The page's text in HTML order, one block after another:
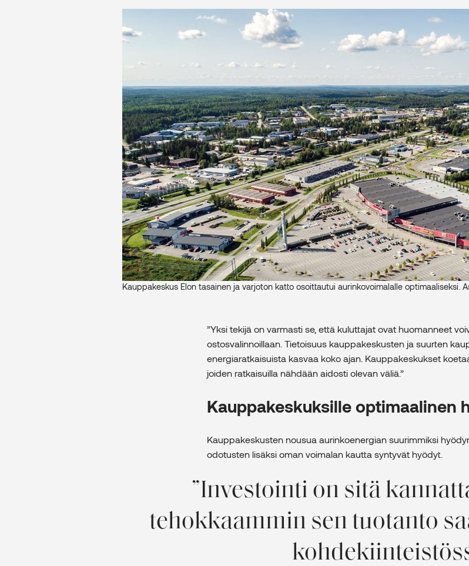
Kauppakeskus Elon tasainen ja varjoton katto osoittautui aurinkovoimalalle optimaaliseksi.
”Yksi tekijä on varmasti se, että kuluttajat ovat huomanneet
ostosvalinnoillaan. Tietoisuus kauppakeskusten ja suurten
energiaratkaisuista kasvaa koko ajan. Kauppakeskukset
joiden ratkaisuilla nähdään aidosti olevan väliä.”
Kauppakeskuksille optimaalinen
Kauppakeskusten nousua aurinkoenergian suurimmiksi
odotusten lisäksi oman voimalan kautta syntyvät hyödyt.
Investointi on sitä
tehokkaammin sen tuotanto